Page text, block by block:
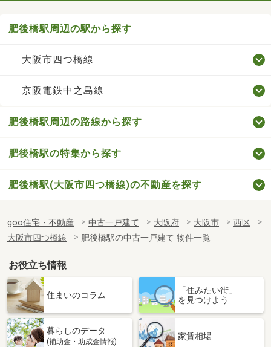
肥後橋駅周辺の駅から探す
大阪市四つ橋線
京阪電鉄中之島線
肥後橋駅周辺の路線から探す
肥後橋駅の特集から探す
肥後橋駅(大阪市四つ橋線)の不動産を探す
goo住宅・不動産 中古一戸建て 大阪府 大阪市
西区
大阪市四つ橋線
肥後橋駅の中古一戸建て 物件一覧
お役立ち情報
住まいのコラム
「住みたい街」
を見つけよう
暮らしのデータ
(補助金・助成金情報)
家賃相場